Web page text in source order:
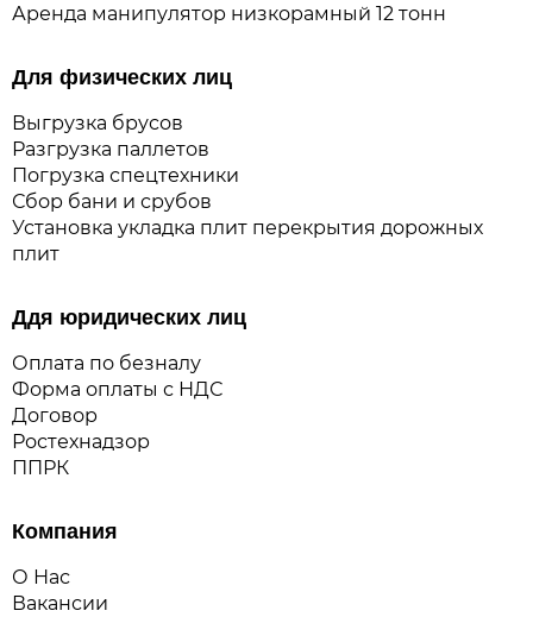
Аренда манипулятор низкорамный 12 тонн
Для физических лиц
Выгрузка брусов
Разгрузка паллетов
Погрузка спецтехники
Сбор бани и срубов
Установка укладка плит перекрытия дорожных
плит
Ддя юридических лиц
Оплата по безналу
Форма оплаты с НДС
Договор
Ростехнадзор
ППРК
Компания
О Нас
Вакансии